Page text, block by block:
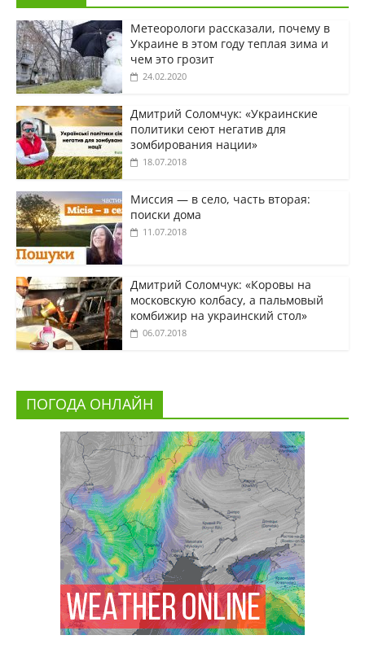
Метеорологи рассказали, почему в
Украине в этом году теплая зима и
чем это грозит
24.02.2020
Дмитрий Соломчук: «Украинские
политики сеют негатив для
зомбирования нации»
18.07.2018
Миссия — в село, часть вторая:
поиски дома
11.07.2018
Дмитрий Соломчук: «Коровы на
московскую колбасу, а пальмовый
комбижир на украинский стол»
06.07.2018
ПОГОДА ОНЛАЙН